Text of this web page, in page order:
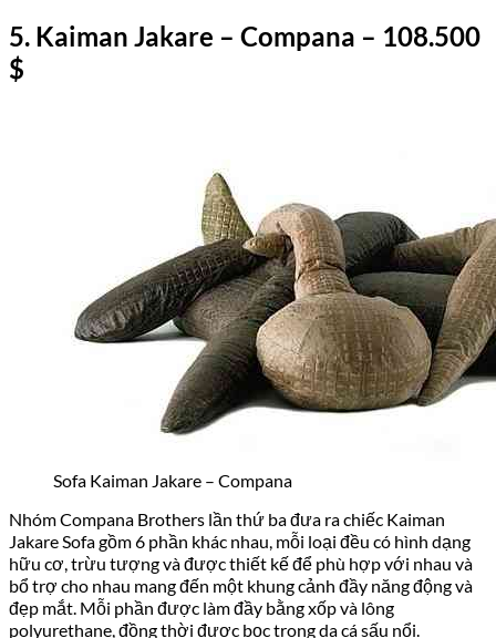
5. Kaiman Jakare – Compana – 108.500
$
Sofa Kaiman Jakare – Compana
Nhóm Compana Brothers lần thứ ba đưa ra chiếc Kaiman
Jakare Sofa gồm 6 phần khác nhau, mỗi loại đều có hình dạng
hữu cơ, trừu tượng và được thiết kế để phù hợp với nhau và
bổ trợ cho nhau mang đến một khung cảnh đầy năng động và
đẹp mắt. Mỗi phần được làm đầy bằng xốp và lông
polyurethane, đồng thời được bọc trong da cá sấu nổi.